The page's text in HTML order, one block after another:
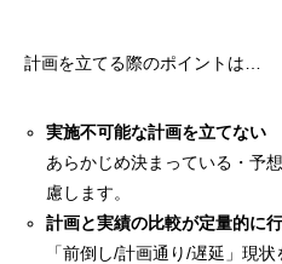
計画を立てる際のポイントは…
実施不可能な計画を立てない
あらかじめ決まっている・予
慮します。
計画と実績の比較が定量的に
「前倒し/計画通り/遅延」現